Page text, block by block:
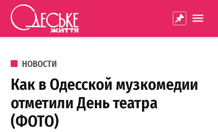
Перейти к содержанию
життя
ОПУБЛИКОВАНО В
НОВОСТИ
Как в Одесской музкомедии
отметили День театра
(ФОТО)